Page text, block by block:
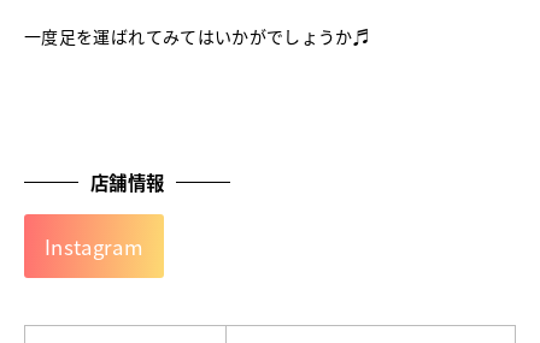
一度足を運ばれてみてはいかがでしょうか♬
店舗情報
Instagram